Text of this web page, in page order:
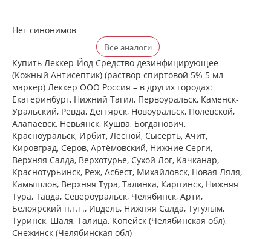
Нет синонимов
Все аналоги
Купить Леккер-Йод Средство дезинфицирующее
(Кожный Антисептик) (раствор спиртовой 5% 5 мл
маркер) Леккер ООО Россия – в других городах:
Екатеринбург, Нижний Тагил, Первоуральск, Каменск-
Уральский, Ревда, Дегтярск, Новоуральск, Полевской,
Алапаевск, Невьянск, Кушва, Богданович,
Красноуральск, Ирбит, Лесной, Сысерть, Ачит,
Кировград, Серов, Артёмовский, Нижние Cерги,
Верхняя Салда, Верхотурье, Сухой Лог, Качканар,
Краснотурьинск, Реж, Асбест, Михайловск, Новая Ляля,
Камышлов, Верхняя Тура, Талинка, Карпинск, Нижняя
Тура, Тавда, Североуральск, Челябинск, Арти,
Белоярский п.г.т., Ивдель, Нижняя Салда, Тугулым,
Туринск, Шаля, Талица, Копейск (Челябинская обл),
Снежинск (Челябинская обл)